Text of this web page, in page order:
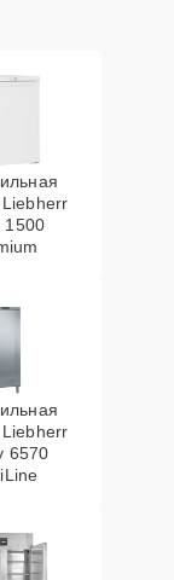
1500
6570